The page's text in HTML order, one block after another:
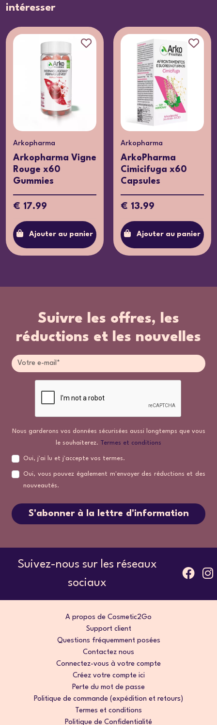
intéresser
Arkopharma
Arkopharma Vigne
Rouge x60
Gummies
€ 17.99
Ajouter au panier
Arkopharma
ArkoPharma
Cimicifuga x60
Capsules
€ 13.99
Ajouter au panier
Suivre les offres, les
réductions et les nouvelles
Nous garderons vos données sécurisées aussi longtemps que vous
le souhaiterez. Termes et conditions
Oui, j'ai lu et j'accepte vos termes.
Oui, vous pouvez également m'envoyer des réductions et des
nouveautés.
S'abonner à la lettre d'information
Suivez-nous sur les réseaux
sociaux
A propos de Cosmetic2Go
Support client
Questions fréquemment posées
Contactez nous
Connectez-vous à votre compte
Créez votre compte ici
Perte du mot de passe
Politique de commande (expédition et retours)
Termes et conditions
Politique de Confidentialité